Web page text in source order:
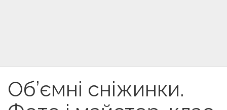
Об’ємні сніжинки.